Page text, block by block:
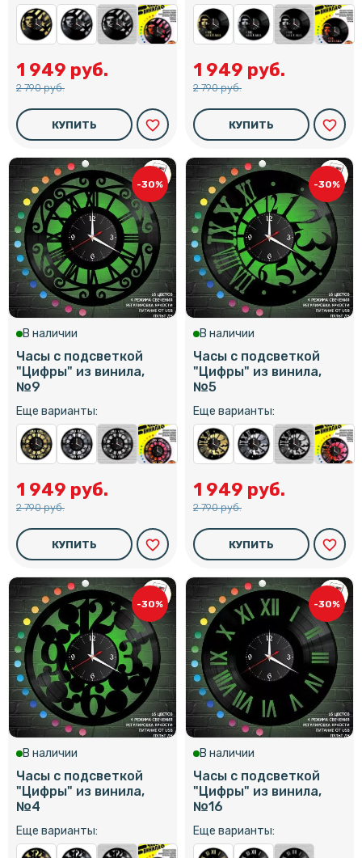
1 949 руб.
2 790 руб.
КУПИТЬ favorite_border
1 949 руб.
2 790 руб.
КУПИТЬ favorite_border
-30%
В наличии
Часы с подсветкой
"Цифры" из винила,
№9
Еще варианты:
1 949 руб.
2 790 руб.
КУПИТЬ favorite_border
-30%
В наличии
Часы с подсветкой
"Цифры" из винила,
№5
Еще варианты:
1 949 руб.
2 790 руб.
КУПИТЬ favorite_border
-30%
В наличии
Часы с подсветкой
"Цифры" из винила,
№4
Еще варианты:
-30%
В наличии
Часы с подсветкой
"Цифры" из винила,
№16
Еще варианты: